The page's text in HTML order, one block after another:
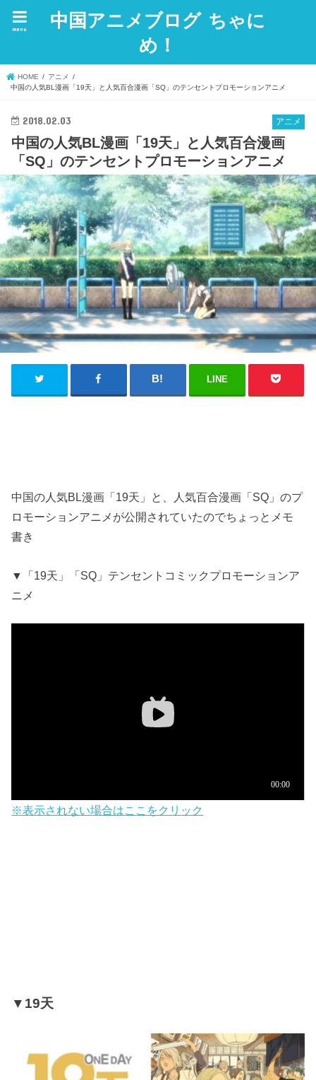
中国アニメブログ ちゃに
め！
menu
HOME
アニメ
中国の人気BL漫画「19天」と人気百合漫画「SQ」のテンセントプロモーションアニメ
アニメ
2018.02.03
中国の人気BL漫画「19天」と人気百合漫画
「SQ」のテンセントプロモーションアニメ
LINE
中国の人気BL漫画「19天」と、人気百合漫画「SQ」のプ
ロモーションアニメが公開されていたのでちょっとメモ
書き
▼「19天」「SQ」テンセントコミックプロモーションア
ニメ
※表示されない場合はここをクリック
▼19天